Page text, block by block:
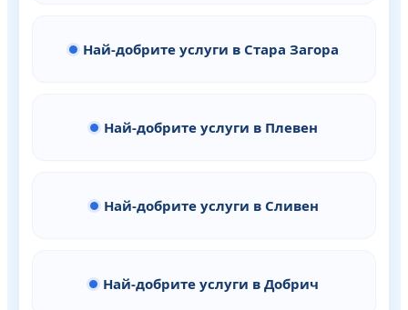
Най-добрите услуги в Стара Загора
Най-добрите услуги в Плевен
Най-добрите услуги в Сливен
Най-добрите услуги в Добрич